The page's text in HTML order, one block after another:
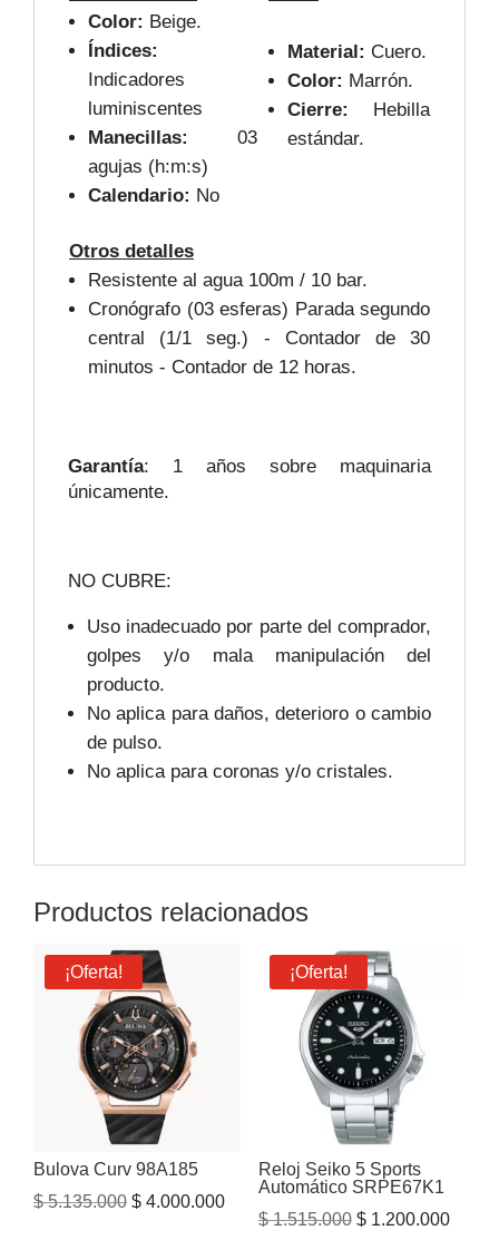
Color: Beige.
Índices:
Indicadores
luminiscentes
Manecillas:
03
agujas (h:m:s)
Calendario: No
Material: Cuero.
Color: Marrón.
Cierre:
Hebilla
estándar.
Otros detalles
Resistente al agua 100m / 10 bar.
Cronógrafo (03 esferas) Parada segundo
central (1/1 seg.) - Contador de 30
minutos - Contador de 12 horas.
Garantía: 1 años sobre maquinaria
únicamente.
NO CUBRE:
Uso inadecuado por parte del comprador,
golpes y/o mala manipulación del
producto.
No aplica para daños, deterioro o cambio
de pulso.
No aplica para coronas y/o cristales.
Productos relacionados
¡Oferta!
Bulova Curv 98A185
$5.135.000 El
$ 4.000.000El
precio
¡Oferta!
Reloj Seiko 5 Sports
Automático SRPE67K1
$1.515.000 El
$1.200.000El